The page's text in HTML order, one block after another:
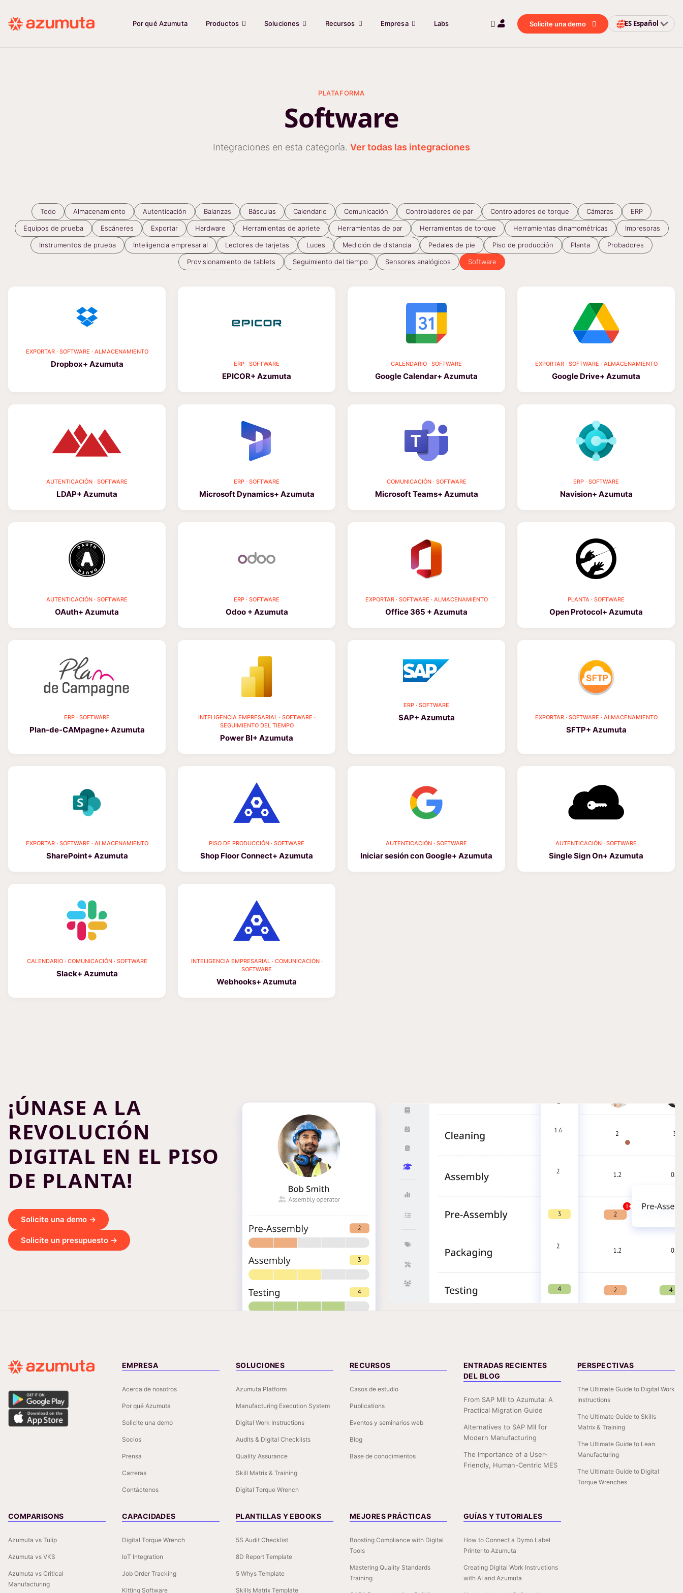
Por qué Azumuta Productos Soluciones Recursos Empresa Labs Solicite una demo ES Español
PLATAFORMA
Software
Integraciones en esta categoría. Ver todas las integraciones
Todo Almacenamiento Autenticación Balanzas Básculas Calendario Comunicación Controladores de par Controladores de torque Cámaras ERP
Equipos de prueba Escáneres Exportar Hardware Herramientas de apriete Herramientas de par Herramientas de torque Herramientas dinamométricas Impresoras
Instrumentos de prueba Inteligencia empresarial Lectores de tarjetas Luces Medición de distancia Pedales de pie Piso de producción Planta Probadores
Provisionamiento de tablets Seguimiento del tiempo Sensores analógicos Software
EXPORTAR · SOFTWARE · ALMACENAMIENTO
Dropbox+ Azumuta ERP · SOFTWARE
EPICOR+ Azumuta
CALENDARIO · SOFTWARE
Google Calendar+ Azumuta
EXPORTAR · SOFTWARE · ALMACENAMIENTO
Google Drive+ Azumuta
AUTENTICACIÓN · SOFTWARE
LDAP+ Azumuta
ERP · SOFTWARE
Microsoft Dynamics+ Azumuta
COMUNICACIÓN · SOFTWARE
Microsoft Teams+ Azumuta
ERP · SOFTWARE
Navision+ Azumuta
AUTENTICACIÓN · SOFTWARE
OAuth+ Azumuta
ERP · SOFTWARE
Odoo + Azumuta
EXPORTAR · SOFTWARE · ALMACENAMIENTO
Office 365 + Azumuta
PLANTA · SOFTWARE
Open Protocol+ Azumuta
ERP · SOFTWARE
Plan-de-CAMpagne+ Azumuta
INTELIGENCIA EMPRESARIAL · SOFTWARE ·
SEGUIMIENTO DEL TIEMPO
Power BI+ Azumuta
ERP · SOFTWARE
SAP+ Azumuta EXPORTAR · SOFTWARE · ALMACENAMIENTO
SFTP+ Azumuta
EXPORTAR · SOFTWARE · ALMACENAMIENTO
SharePoint+ Azumuta
PISO DE PRODUCCIÓN · SOFTWARE
Shop Floor Connect+ Azumuta
AUTENTICACIÓN · SOFTWARE
Iniciar sesión con Google+ Azumuta
AUTENTICACIÓN · SOFTWARE
Single Sign On+ Azumuta
CALENDARIO · COMUNICACIÓN · SOFTWARE
Slack+ Azumuta
INTELIGENCIA EMPRESARIAL · COMUNICACIÓN ·
SOFTWARE
Webhooks+ Azumuta
¡ÚNASE A LA
REVOLUCIÓN
DIGITAL EN EL PISO
DE PLANTA!
Solicite una demo →
Solicite un presupuesto →
EMPRESA
Acerca de nosotros
Por qué Azumuta
Solicite una demo
Socios
Prensa
Carreras
Contáctenos
SOLUCIONES
Azumuta Platform
Manufacturing Execution System
Digital Work Instructions
Audits & Digital Checklists
Quality Assurance
Skill Matrix & Training
Digital Torque Wrench
RECURSOS
Casos de estudio
Publications
Eventos y seminarios web
Blog
Base de conocimientos
ENTRADAS RECIENTES
DEL BLOG
From SAP MII to Azumuta: A
Practical Migration Guide
Alternatives to SAP MII for
Modern Manufacturing
The Importance of a User-
Friendly, Human-Centric MES
PERSPECTIVAS
The Ultimate Guide to Digital Work
Instructions
The Ultimate Guide to Skills
Matrix & Training
The Ultimate Guide to Lean
Manufacturing
The Ultimate Guide to Digital
Torque Wrenches
COMPARISONS
Azumuta vs Tulip
Azumuta vs VKS
Azumuta vs Critical
Manufacturing
CAPACIDADES
Digital Torque Wrench
IoT Integration
Job Order Tracking
Kitting Software
PLANTILLAS Y EBOOKS
5S Audit Checklist
8D Report Template
5 Whys Template
Skills Matrix Template
MEJORES PRÁCTICAS
Boosting Compliance with Digital
Tools
Mastering Quality Standards
Training
GUÍAS Y TUTORIALES
How to Connect a Dymo Label
Printer to Azumuta
Creating Digital Work Instructions
with AI and Azumuta